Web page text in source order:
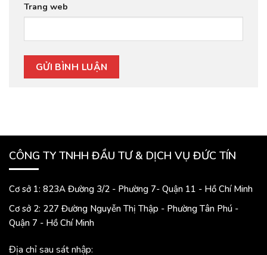
Trang web
CÔNG TY TNHH ĐẦU TƯ & DỊCH VỤ ĐỨC TÍN
Cơ sở 1: 823A Đường 3/2 - Phường 7- Quận 11 - Hồ Chí Minh
Cơ sở 2: 227 Đường Nguyễn Thị Thập - Phường Tân Phú -
Quận 7 - Hồ Chí Minh
Địa chỉ sau sát nhập: